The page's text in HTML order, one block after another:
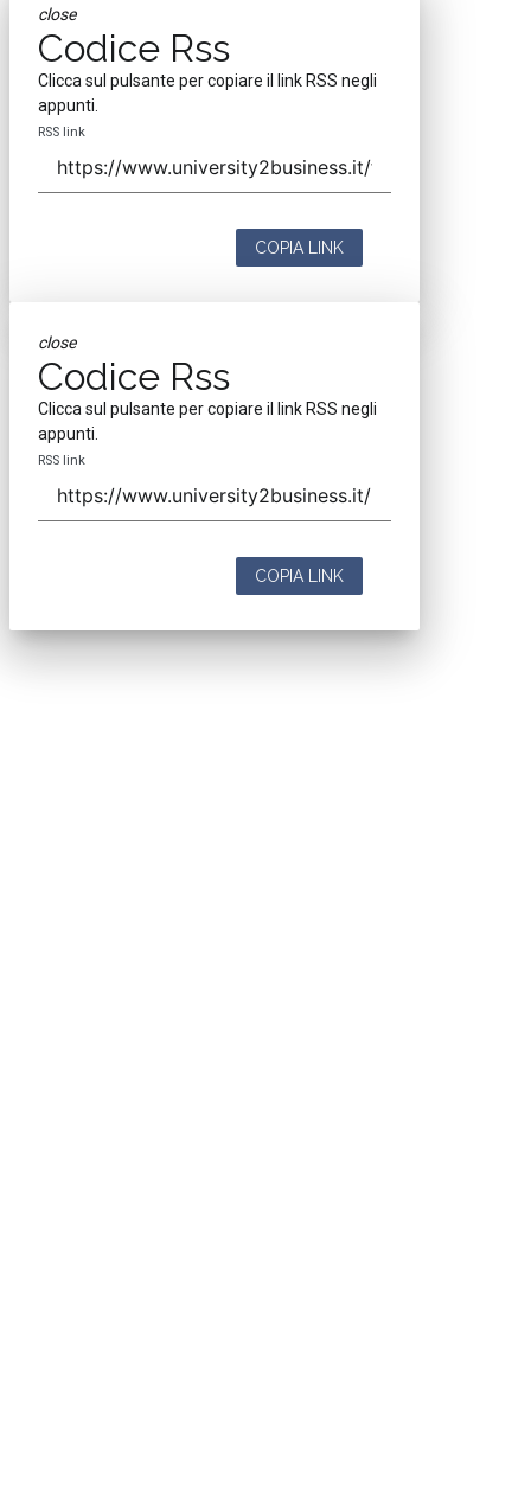
close
Codice Rss
Clicca sul pulsante per copiare il link RSS negli
appunti.
RSS link
COPIA LINK
close
Codice Rss
Clicca sul pulsante per copiare il link RSS negli
appunti.
RSS link
COPIA LINK